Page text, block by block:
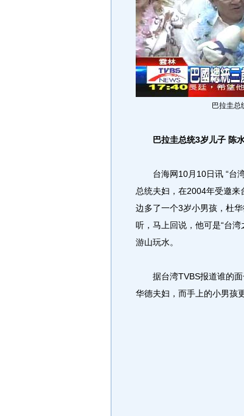
巴拉圭总
巴拉圭总统3岁儿子 陈
台海网10月10日讯 “台湾
总统夫妇，在2004年受邀
边多了一个3岁小男孩，杜
听，马上回说，他可是“台
游山玩水。
据台湾TVBS报道谁的面
华德夫妇，而手上的小男孩